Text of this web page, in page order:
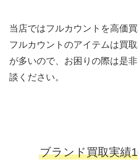
当店ではフルカウントを高価買
フルカウントのアイテムは買
が多いので、お困りの際は是
談ください。
ブランド買取実績